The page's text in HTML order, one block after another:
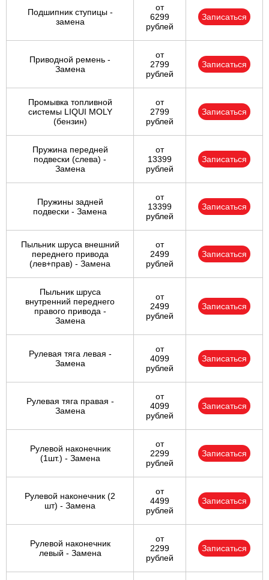
Подшипник ступицы -
замена
от
6299
рублей
Записаться
Приводной ремень -
Замена
от
2799
рублей
Записаться
Промывка топливной
системы LIQUI MOLY
(бензин)
от
2799
рублей
Записаться
Пружина передней
подвески (слева) -
Замена
от
13399
рублей
Записаться
Пружины задней
подвески - Замена
от
13399
рублей
Записаться
Пыльник шруса внешний
переднего привода
(лев+прав) - Замена
от
2499
рублей
Записаться
Пыльник шруса
внутренний переднего
правого привода -
Замена
от
2499
рублей
Записаться
Рулевая тяга левая -
Замена
от
4099
рублей
Записаться
Рулевая тяга правая -
Замена
от
4099
рублей
Записаться
Рулевой наконечник
(1шт.) - Замена
от
2299
рублей
Записаться
Рулевой наконечник (2
шт) - Замена
от
4499
рублей
Записаться
Рулевой наконечник
левый - Замена
от
2299
рублей
Записаться